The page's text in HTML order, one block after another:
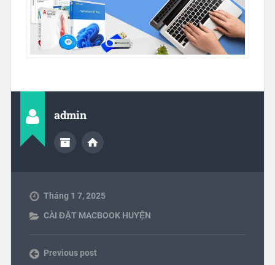
admin
Tháng 1 7, 2025
CÀI ĐẶT MACBOOK HUYỆN
Previous post